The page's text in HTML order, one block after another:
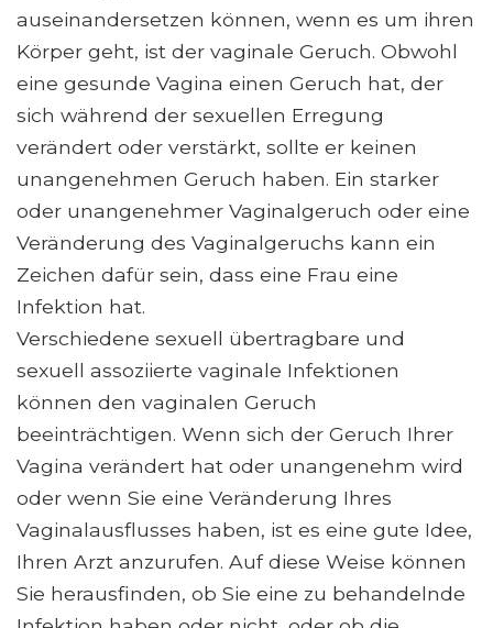
auseinandersetzen können, wenn es um ihren
Körper geht, ist der vaginale Geruch. Obwohl
eine gesunde Vagina einen Geruch hat, der
sich während der sexuellen Erregung
verändert oder verstärkt, sollte er keinen
unangenehmen Geruch haben. Ein starker
oder unangenehmer Vaginalgeruch oder eine
Veränderung des Vaginalgeruchs kann ein
Zeichen dafür sein, dass eine Frau eine
Infektion hat.
Verschiedene sexuell übertragbare und
sexuell assoziierte vaginale Infektionen
können den vaginalen Geruch
beeinträchtigen. Wenn sich der Geruch Ihrer
Vagina verändert hat oder unangenehm wird
oder wenn Sie eine Veränderung Ihres
Vaginalausflusses haben, ist es eine gute Idee,
Ihren Arzt anzurufen. Auf diese Weise können
Sie herausfinden, ob Sie eine zu behandelnde